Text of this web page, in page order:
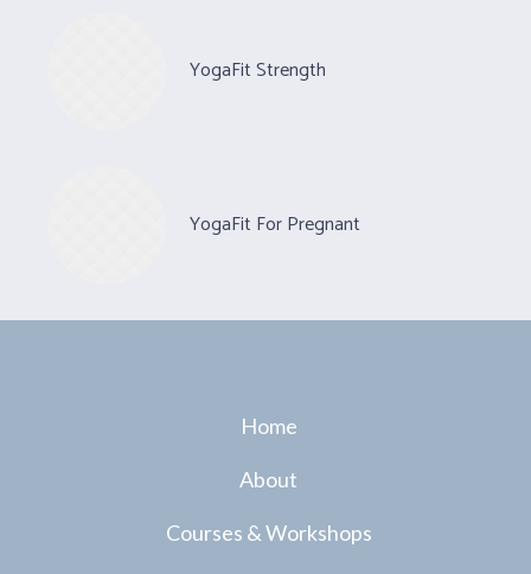
YogaFit Strength
YogaFit For Pregnant
Home
About
Courses & Workshops